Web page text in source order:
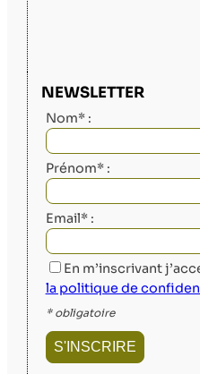
NEWSLETTER
Nom* :
Prénom* :
Email* :
En m’inscrivant
la politique de
* obligatoire